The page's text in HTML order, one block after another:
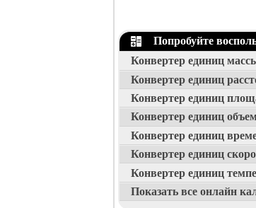
Попробуйте
Конвертер единиц
Конвертер единиц
Конвертер единиц
Конвертер единиц
Конвертер единиц
Конвертер единиц
Конвертер единиц
Показать все онлайн